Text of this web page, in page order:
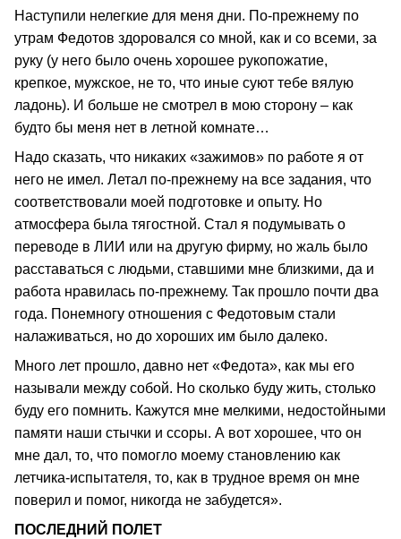
Наступили нелегкие для меня дни. По-прежнему по
утрам Федотов здоровался со мной, как и со всеми, за
руку (у него было очень хорошее рукопожатие,
крепкое, мужское, не то, что иные суют тебе вялую
ладонь). И больше не смотрел в мою сторону – как
будто бы меня нет в летной комнате…
Надо сказать, что никаких «зажимов» по работе я от
него не имел. Летал по-прежнему на все задания, что
соответствовали моей подготовке и опыту. Но
атмосфера была тягостной. Стал я подумывать о
переводе в ЛИИ или на другую фирму, но жаль было
расставаться с людьми, ставшими мне близкими, да и
работа нравилась по-прежнему. Так прошло почти два
года. Понемногу отношения с Федотовым стали
налаживаться, но до хороших им было далеко.
Много лет прошло, давно нет «Федота», как мы его
называли между собой. Но сколько буду жить, столько
буду его помнить. Кажутся мне мелкими, недостойными
памяти наши стычки и ссоры. А вот хорошее, что он
мне дал, то, что помогло моему становлению как
летчика-испытателя, то, как в трудное время он мне
поверил и помог, никогда не забудется».
ПОСЛЕДНИЙ ПОЛЕТ